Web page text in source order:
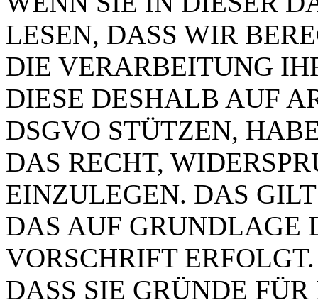
LESEN, DASS WIR
DIE VERARBEITUNG
DIESE DESHALB AUF
DSGVO STÜTZEN,
DAS RECHT,
EINZULEGEN. DAS
DAS AUF GRUNDLAGE
VORSCHRIFT
DASS SIE GRÜNDE